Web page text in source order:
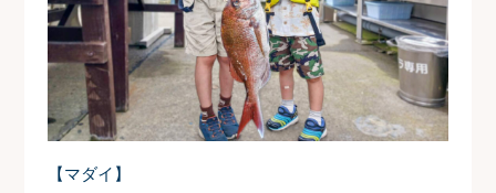
【マダイ】